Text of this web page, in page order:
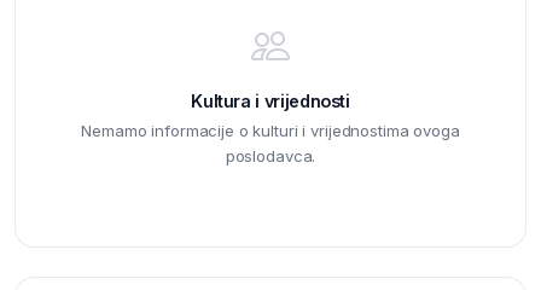
Kultura i vrijednosti
Nemamo informacije o kulturi i vrijednostima ovoga
poslodavca.